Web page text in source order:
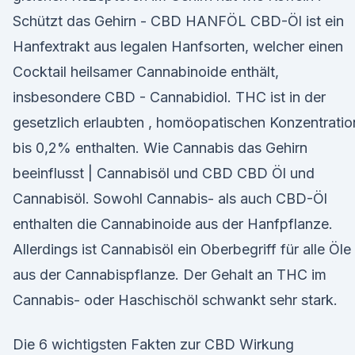
Schützt das Gehirn - CBD HANFÖL CBD-Öl ist ein
Hanfextrakt aus legalen Hanfsorten, welcher einen
Cocktail heilsamer Cannabinoide enthält,
insbesondere CBD - Cannabidiol. THC ist in der
gesetzlich erlaubten , homöopatischen
bis 0,2% enthalten. Wie Cannabis das Gehirn
beeinflusst | Cannabisöl und CBD CBD Öl und
Cannabisöl. Sowohl Cannabis- als auch CBD-Öl
enthalten die Cannabinoide aus der Hanfpflanze.
Allerdings ist Cannabisöl ein Oberbegriff für alle Öle
aus der Cannabispflanze. Der Gehalt an THC im
Cannabis- oder Haschischöl schwankt sehr stark.
Die 6 wichtigsten Fakten zur CBD Wirkung